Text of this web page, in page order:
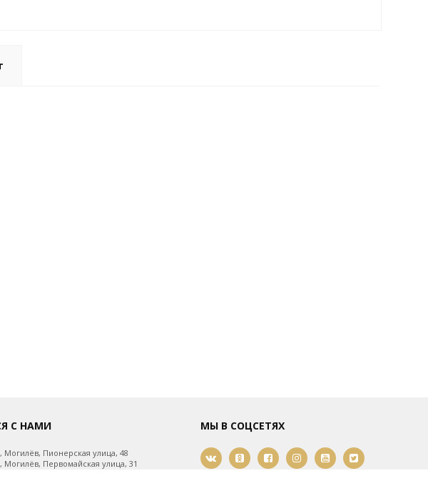
С НАМИ
Могилёв, Пионерская улица, 48
Могилёв, Первомайская улица, 31
МЫ В СОЦСЕТЯХ